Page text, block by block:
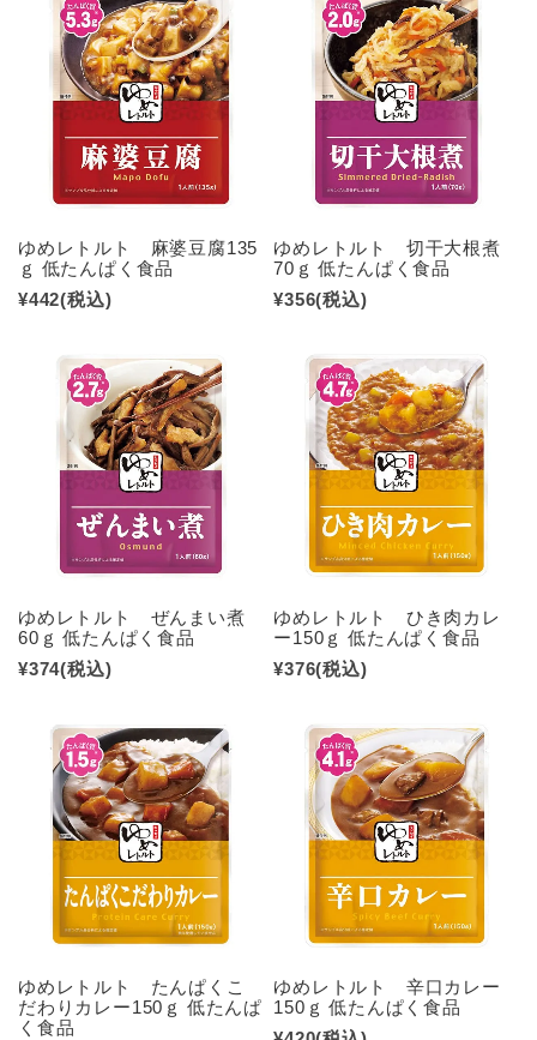
ゆめレトルト 麻婆豆腐135
ｇ 低たんぱく食品
¥442(税込)
ゆめレトルト 切干大根煮
70ｇ 低たんぱく食品
¥356(税込)
ゆめレトルト ぜんまい煮
60ｇ 低たんぱく食品
¥374(税込)
ゆめレトルト ひき肉カレ
ー150ｇ 低たんぱく食品
¥376(税込)
ゆめレトルト たんぱくこ
だわりカレー150ｇ 低たんぱ
く食品
ゆめレトルト 辛口カレー
150ｇ 低たんぱく食品